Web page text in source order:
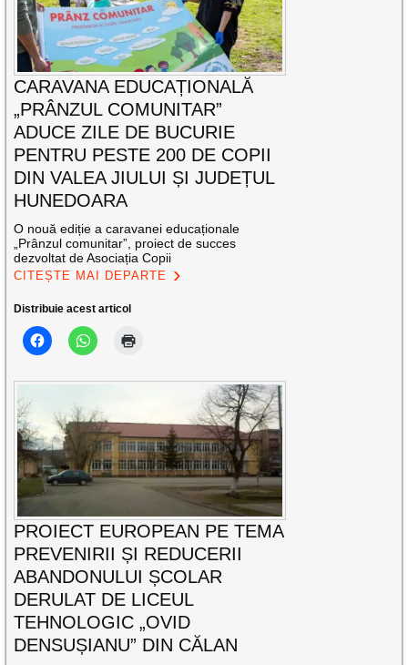
CARAVANA EDUCAȚIONALĂ
„PRÂNZUL COMUNITAR”
ADUCE ZILE DE BUCURIE
PENTRU PESTE 200 DE COPII
DIN VALEA JIULUI ȘI JUDEȚUL
HUNEDOARA
O nouă ediție a caravanei educaționale
„Prânzul comunitar”, proiect de succes
dezvoltat de Asociația Copii
CITEȘTE MAI DEPARTE
Distribuie acest articol
PROIECT EUROPEAN PE TEMA
PREVENIRII ȘI REDUCERII
ABANDONULUI ȘCOLAR
DERULAT DE LICEUL
TEHNOLOGIC „OVID
DENSUȘIANU” DIN CĂLAN